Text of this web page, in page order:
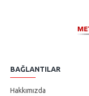
BAĞLANTILAR
Hakkımızda